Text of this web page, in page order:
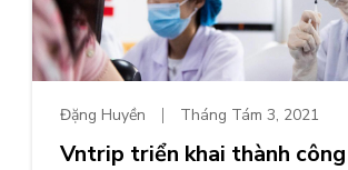
Đặng Huyền Tháng Tám 3, 2021
Vntrip triển khai thành